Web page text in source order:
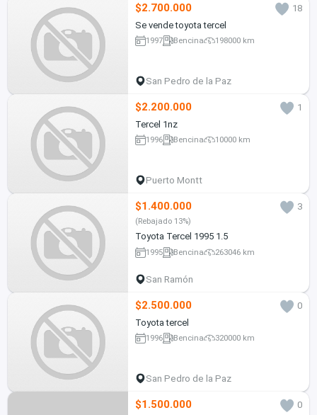
$2.700.000
18
Se vende toyota tercel
1997 Bencina 198000 km
San Pedro de la Paz
$2.200.000
1
Tercel 1nz
1996 Bencina 10000 km
Puerto Montt
$1.400.000 3
(Rebajado 13%)
Toyota Tercel 1995 1.5
1995 Bencina 263046 km
San Ramón
$2.500.000
0
Toyota tercel
1996 Bencina 320000 km
San Pedro de la Paz
$1.500.000
0